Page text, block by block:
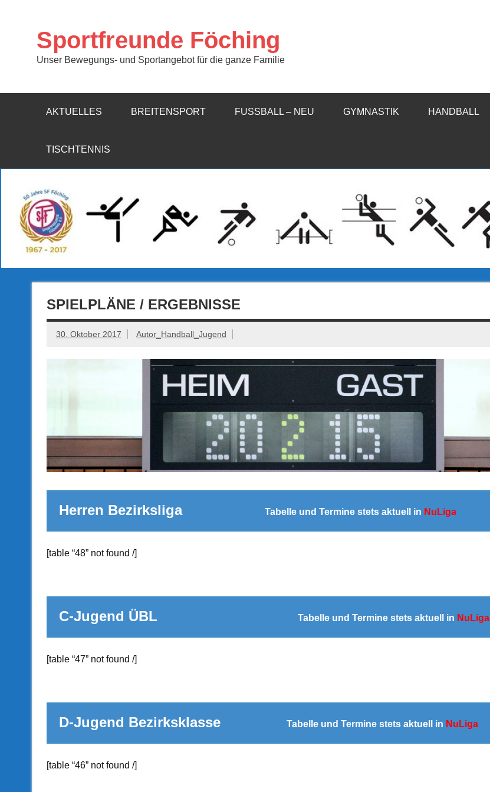
Sportfreunde Föching
Unser Bewegungs- und Sportangebot für die ganze Familie
AKTUELLES BREITENSPORT FUSSBALL – NEU GYMNASTIK HANDBALL
TISCHTENNIS
SPIELPLÄNE / ERGEBNISSE
30. Oktober 2017 Autor_Handball_Jugend
Herren Bezirksliga Tabelle und Termine stets aktuell in NuLiga
[table “48” not found /]
C-Jugend ÜBL Tabelle und Termine stets aktuell in NuLiga
[table “47” not found /]
D-Jugend Bezirksklasse Tabelle und Termine stets aktuell in NuLiga
[table “46” not found /]